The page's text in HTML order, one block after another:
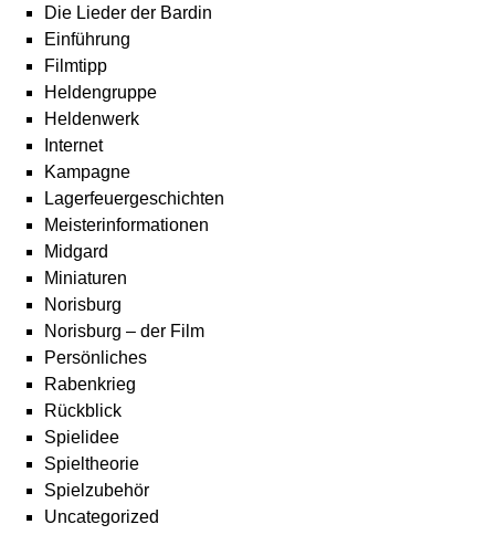
Die Lieder der Bardin
Einführung
Filmtipp
Heldengruppe
Heldenwerk
Internet
Kampagne
Lagerfeuergeschichten
Meisterinformationen
Midgard
Miniaturen
Norisburg
Norisburg – der Film
Persönliches
Rabenkrieg
Rückblick
Spielidee
Spieltheorie
Spielzubehör
Uncategorized